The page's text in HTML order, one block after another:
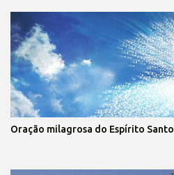
Oração milagrosa do Espírito Santo